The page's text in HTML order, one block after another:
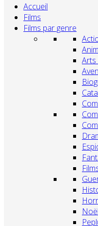
Accueil
Films
Films par genre
Noël